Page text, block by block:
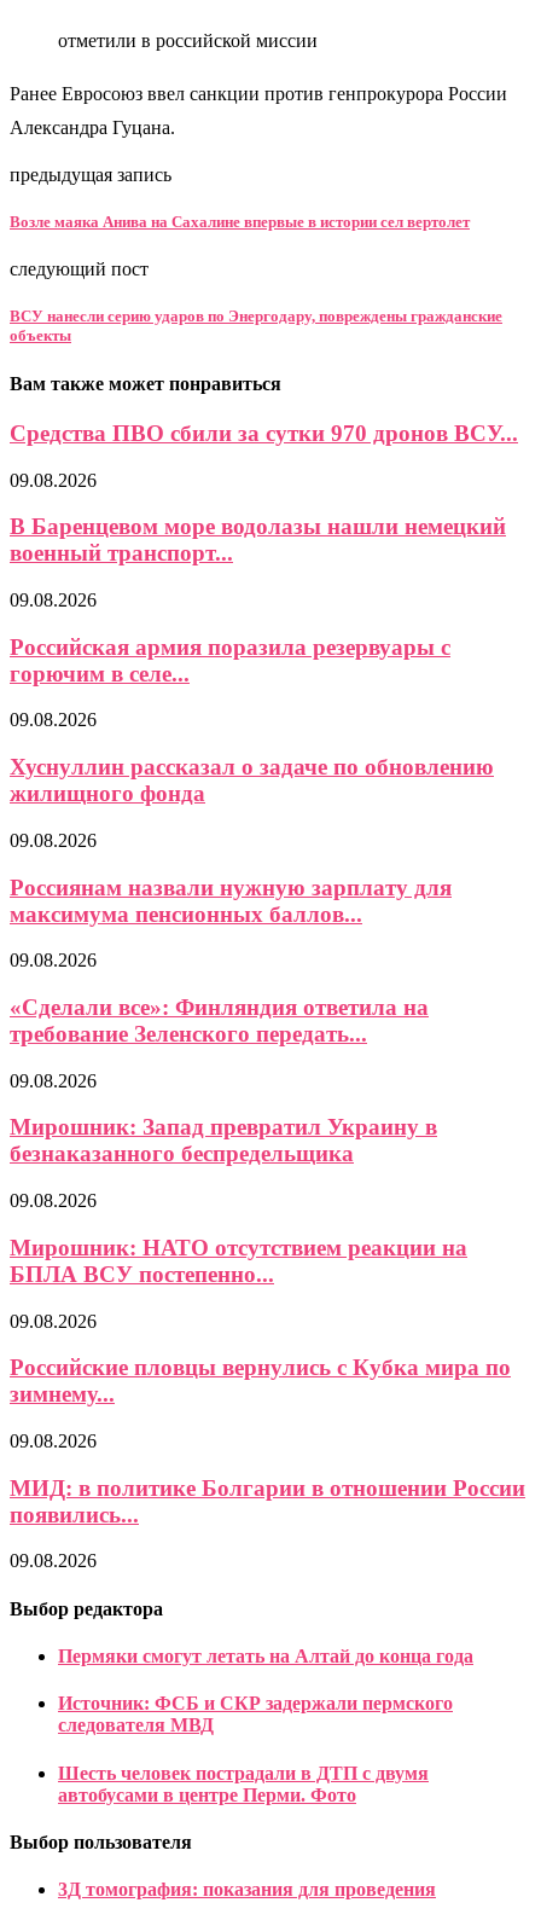
отметили в российской миссии
Ранее Евросоюз ввел санкции против генпрокурора России
Александра Гуцана.
предыдущая запись
Возле маяка Анива на Сахалине впервые в истории сел вертолет
следующий пост
ВСУ нанесли серию ударов по Энергодару, повреждены гражданские
объекты
Вам также может понравиться
Средства ПВО сбили за сутки 970 дронов ВСУ...
09.08.2026
В Баренцевом море водолазы нашли немецкий
военный транспорт...
09.08.2026
Российская армия поразила резервуары с
горючим в селе...
09.08.2026
Хуснуллин рассказал о задаче по обновлению
жилищного фонда
09.08.2026
Россиянам назвали нужную зарплату для
максимума пенсионных баллов...
09.08.2026
«Сделали все»: Финляндия ответила на
требование Зеленского передать...
09.08.2026
Мирошник: Запад превратил Украину в
безнаказанного беспредельщика
09.08.2026
Мирошник: НАТО отсутствием реакции на
БПЛА ВСУ постепенно...
09.08.2026
Российские пловцы вернулись с Кубка мира по
зимнему...
09.08.2026
МИД: в политике Болгарии в отношении России
появились...
09.08.2026
Выбор редактора
Пермяки смогут летать на Алтай до конца года
Источник: ФСБ и СКР задержали пермского
следователя МВД
Шесть человек пострадали в ДТП с двумя
автобусами в центре Перми. Фото
Выбор пользователя
3Д томография: показания для проведения